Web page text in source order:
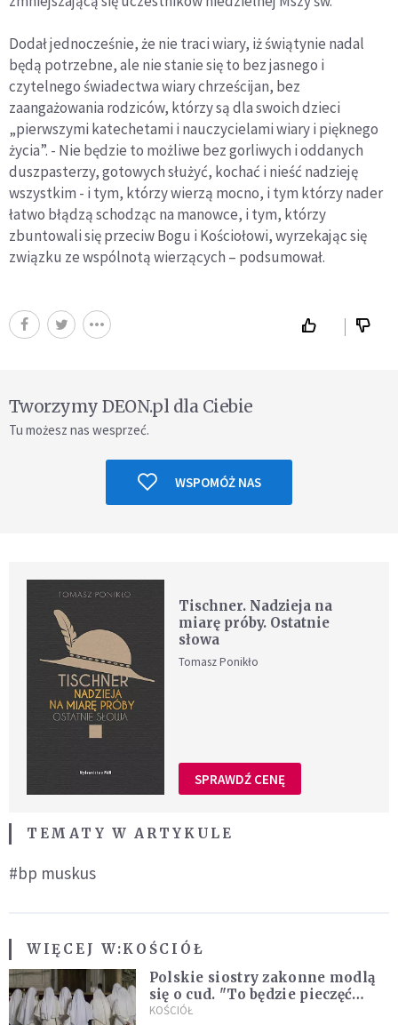
Dodał jednocześnie, że nie traci wiary, iż świątynie nadal
będą potrzebne, ale nie stanie się to bez jasnego i
czytelnego świadectwa wiary chrześcijan, bez
zaangażowania rodziców, którzy są dla swoich dzieci
„pierwszymi katechetami i nauczycielami wiary i pięknego
życia”. - Nie będzie to możliwe bez gorliwych i oddanych
duszpasterzy, gotowych służyć, kochać i nieść nadzieję
wszystkim - i tym, którzy wierzą mocno, i tym którzy nader
łatwo błądzą schodząc na manowce, i tym, którzy
zbuntowali się przeciw Bogu i Kościołowi, wyrzekając się
związku ze wspólnotą wierzących – podsumował.
Tworzymy DEON.pl dla Ciebie
Tu możesz nas wesprzeć.
WSPOMÓŻ NAS
Tischner. Nadzieja na
miarę próby. Ostatnie
słowa
Tomasz Ponikło
SPRAWDŹ CENĘ
TEMATY W ARTYKULE
#bp muskus
WIĘCEJ W:KOŚCIÓŁ
Polskie siostry zakonne modlą
się o cud. "To będzie pieczęć
Pana Boga dla naszej wiary"
KOŚCIÓŁ